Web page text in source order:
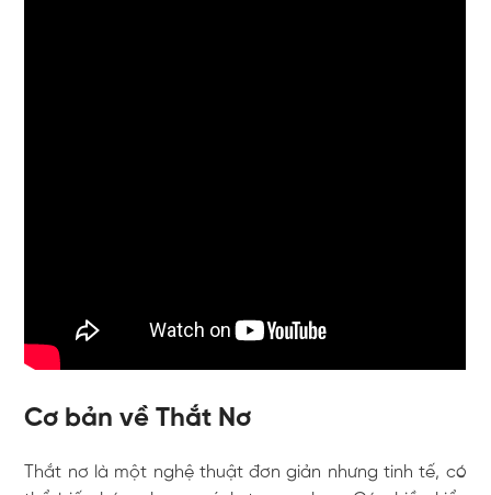
Cơ bản về Thắt Nơ
Thắt nơ là một nghệ thuật đơn giản nhưng tinh tế, có